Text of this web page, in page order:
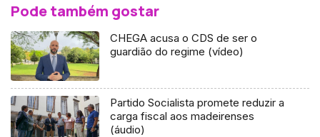
Pode também gostar
CHEGA acusa o CDS de ser o
guardião do regime (vídeo)
Partido Socialista promete reduzir a
carga fiscal aos madeirenses
(áudio)